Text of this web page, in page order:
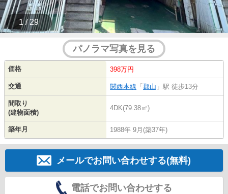
1 / 29
パノラマ写真を見る
価格 398万円
交通 関西本線 「 郡山 」駅 徒歩13分
間取り
(建物面積)
4DK(79.38㎡)
築年月 1988年 9月(築37年)
メールでお問い合わせする(無料)
電話でお問い合わせする